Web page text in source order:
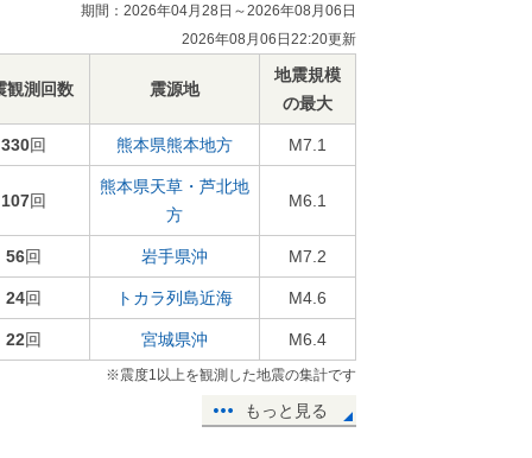
期間：2026年04月28日～2026年08月06日
2026年08月06日22:20更新
観測回数 震源地
地震規模
の最大
330回 熊本県熊本地方 M7.1
107回
熊本県天草・芦北地
方
M6.1
56回 岩手県沖 M7.2
24回 トカラ列島近海 M4.6
22回 宮城県沖 M6.4
※震度1以上を観測した地震の集計です
もっと見る